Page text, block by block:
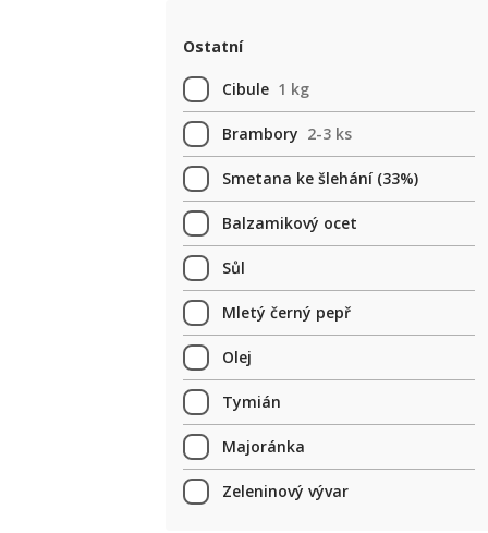
Ostatní
Cibule 1 kg
Brambory 2-3 ks
Smetana ke šlehání (33%)
Balzamikový ocet
Sůl
Mletý černý pepř
Olej
Tymián
Majoránka
Zeleninový vývar